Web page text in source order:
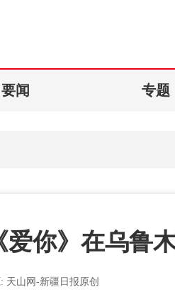
要闻 专题
你》在乌鲁
天山网-新疆日报原创